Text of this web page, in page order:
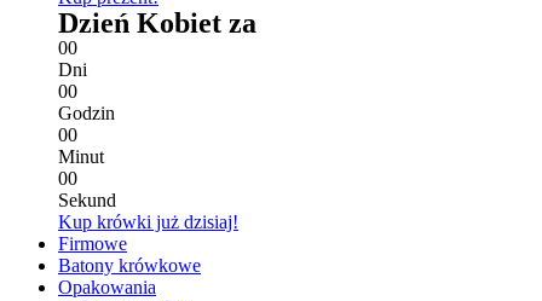
Dzień Kobiet za
00
Dni
00
Godzin
00
Minut
00
Sekund
Kup krówki już dzisiaj!
Firmowe
Batony krówkowe
Opakowania